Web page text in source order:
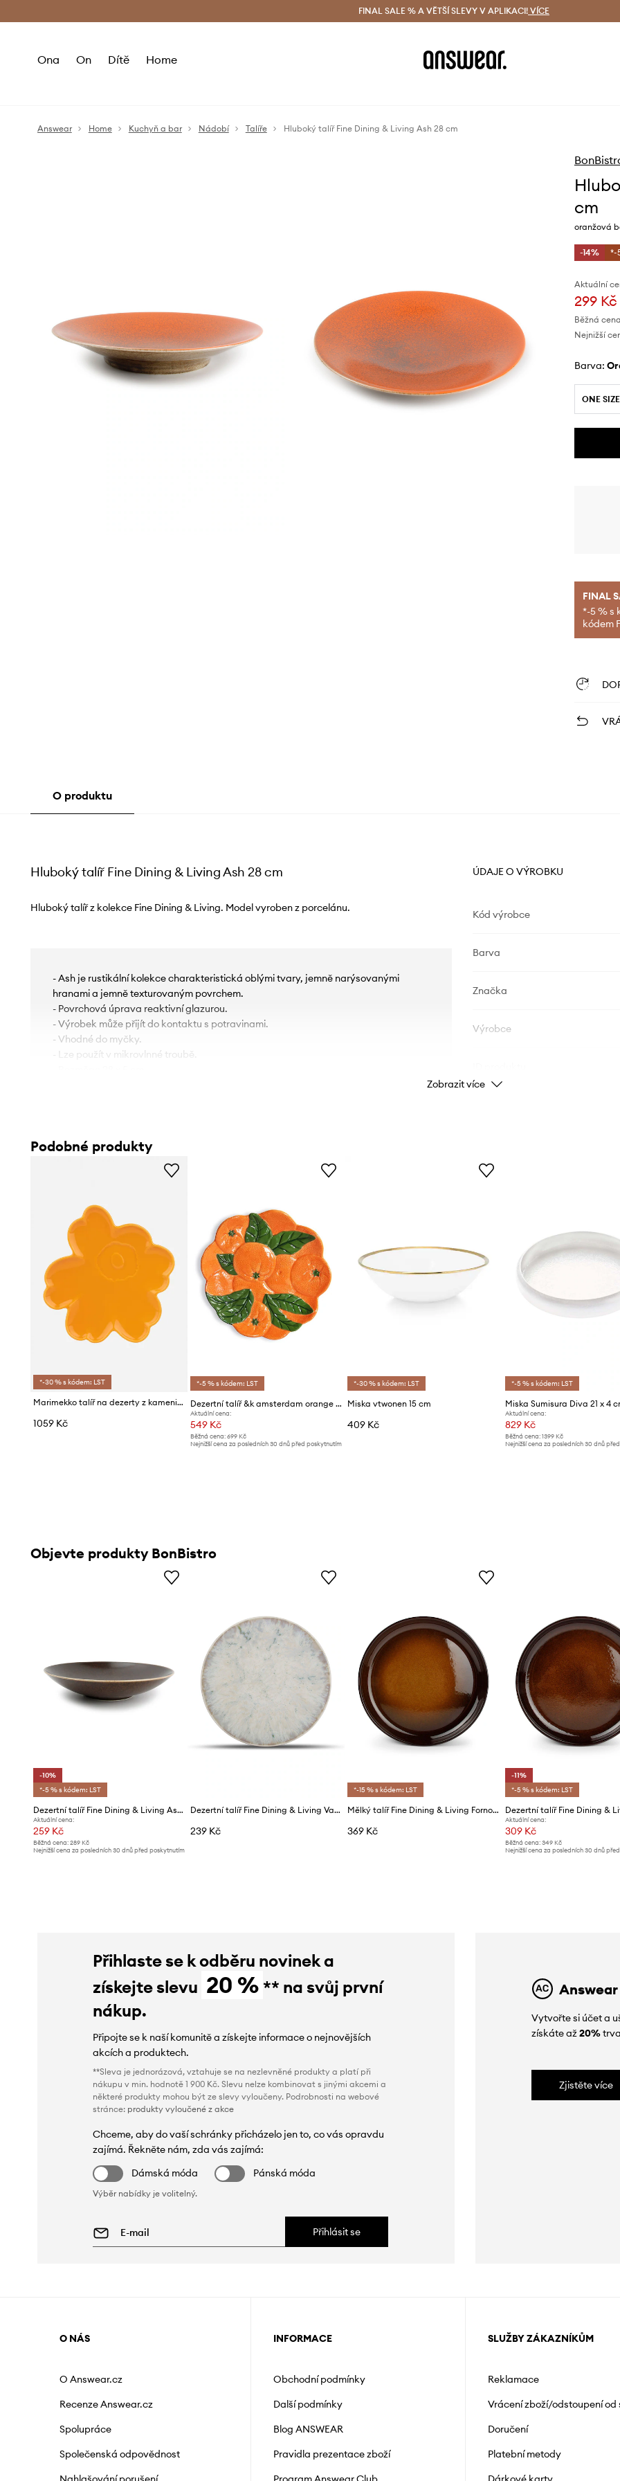
Doručení a vrácení zdarma (od 1800 Kč) Doručení i do 24 h
FINAL SALE % A VĚTŠÍ SLEVY V APLIKACI! VÍCE
Ona On Dítě Home
Answear Home Kuchyň a bar Nádobí Talíře Hluboký talíř Fine Dining & Living Ash 28 cm
cm
oranžová
-14% *-
Aktuální
299 Kč
Běžná
Nejnižší
Barva:
ONE SIZE
FINAL
*-5 % s
kódem
O produktu
Hluboký talíř Fine Dining & Living Ash 28 cm
Hluboký talíř z kolekce Fine Dining & Living. Model vyroben z porcelánu.
- Ash je rustikální kolekce charakteristická oblými tvary, jemně narýsovanými
hranami a jemně texturovaným povrchem.
- Povrchová úprava reaktivní glazurou.
- Výrobek může přijít do kontaktu s potravinami.
- Vhodné do myčky.
- Lze použít v mikrovlnné troubě.
ÚDAJE O VÝROBKU
Kód výrobce
Barva
Značka
Výrobce
Zobrazit více
Podobné produkty
*-30 % s kódem: LST
Marimekko talíř na dezerty z kameniny 20 cm
1059 Kč
*-5 % s kódem: LST
Dezertní talíř &k amsterdam orange 23,5 cm
Aktuální cena:
549 Kč
Běžná cena:699 Kč
Nejnižší cena za posledních 30 dnů před poskytnutím
*-30 % s kódem: LST
Miska vtwonen 15 cm
409 Kč
*-5 % s kódem: LST
Miska Sumisura Diva 21 x 4
Aktuální cena:
829 Kč
Běžná cena: 1399 Kč
Nejnižší cena za posledních 30 dnů
Objevte produkty BonBistro
-10%
*-5 % s kódem: LST
Dezertní talíř Fine Dining & Living Ash 24 cm
Aktuální cena:
259 Kč
Běžná cena: 289 Kč
Nejnižší cena za posledních 30 dnů před poskytnutím
Dezertní talíř Fine Dining & Living Vague 21 cm
239 Kč
*-15 % s kódem: LST
Mělký talíř Fine Dining & Living Forno 26 cm
369 Kč
-11%
*-5 % s kódem: LST
Aktuální cena:
309 Kč
Běžná cena: 349 Kč
Nejnižší cena za posledních 30 dnů
Přihlaste se k odběru novinek a
získejte slevu 20 % ** na svůj první
nákup.
Připojte se k naší komunitě a získejte informace o nejnovějších
akcích a produktech.
**Sleva je jednorázová, vztahuje se na nezlevněné produkty a platí při
nákupu v min. hodnotě 1 900 Kč. Slevu nelze kombinovat s jinými akcemi a
některé produkty mohou být ze slevy vyloučeny. Podrobnosti na webové
stránce: produkty vyloučené z akce
Chceme, aby do vaší schránky přicházelo jen to, co vás opravdu
zajímá. Řekněte nám, zda vás zajímá:
Dámská móda
Pánská móda
Výběr nabídky je volitelný.
Přihlásit se
Vytvořte si účet a
získáte až20%
Zjistěte více
O NÁS
O Answear.cz
Recenze Answear.cz
Spolupráce
Společenská odpovědnost
INFORMACE
Obchodní podmínky
Další podmínky
Blog ANSWEAR
Pravidla prezentace zboží
SLUŽBY ZÁKAZNÍKŮM
Reklamace
Vrácení zboží/odstoupení od
Doručení
Platební metody